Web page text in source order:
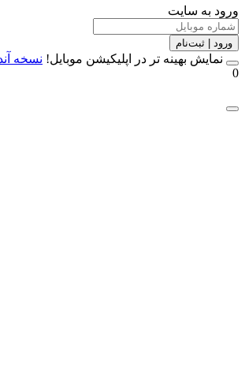
به سایت
| ثبت‌نام
بهینه تر در اپلیکیشن موبایل!نسخه آندروید